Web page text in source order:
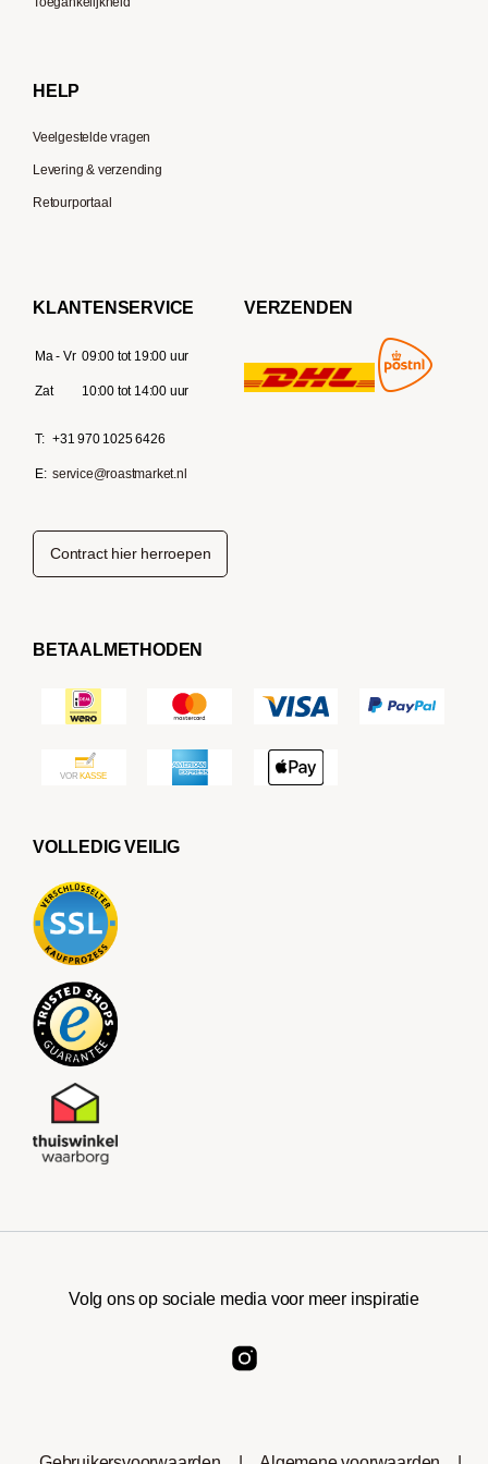
HELP
Veelgestelde vragen
Levering & verzending
Retourportaal
KLANTENSERVICE
Ma - Vr 09:00 tot 19:00 uur
Zat 10:00 tot 14:00 uur
T: +31 970 1025 6426
E: service@roastmarket.nl
VERZENDEN
Contract hier herroepen
BETAALMETHODEN
VOLLEDIG VEILIG
Volg ons op sociale media voor meer inspiratie